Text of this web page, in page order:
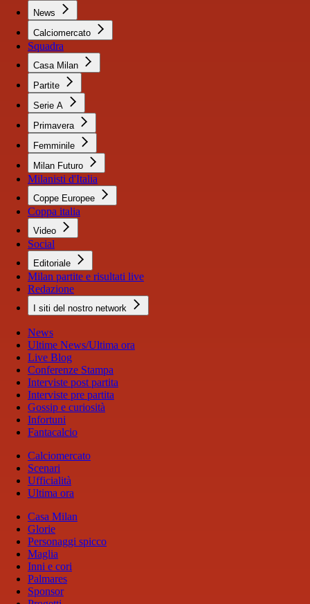
News
Calciomercato
Squadra
Casa Milan
Partite
Serie A
Primavera
Femminile
Milan Futuro
Milanisti d'Italia
Coppe Europee
Coppa italia
Video
Social
Editoriale
Milan partite e risultati live
Redazione
I siti del nostro network
News
Ultime News/Ultima ora
Live Blog
Conferenze Stampa
Interviste post partita
Interviste pre partita
Gossip e curiosità
Infortuni
Fantacalcio
Calciomercato
Scenari
Ufficialità
Ultima ora
Casa Milan
Glorie
Personaggi spicco
Maglia
Inni e cori
Palmares
Sponsor